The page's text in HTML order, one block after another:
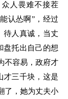
人畏难不接茬
认怂啊”，经过
待人真诚，当丈
盘托出自己的想
不容易，政府才
才三千块，这是
了，她为丈夫小